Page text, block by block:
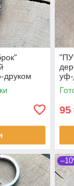
друком
уф-
95